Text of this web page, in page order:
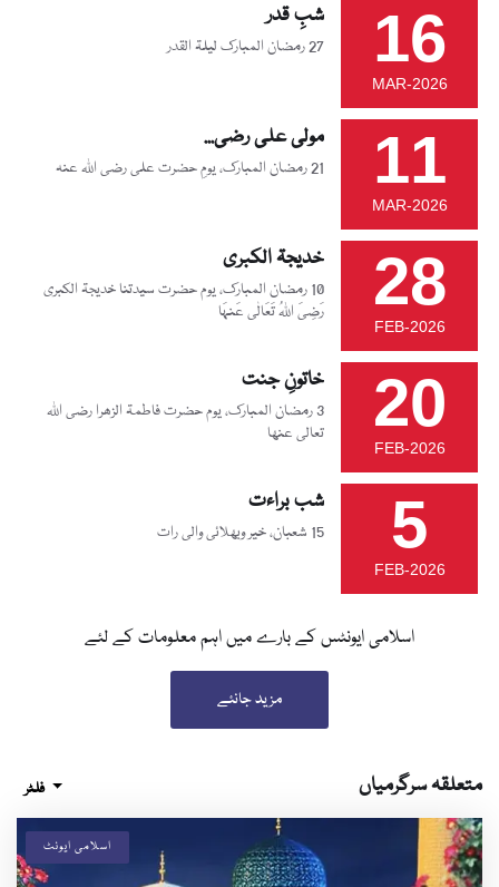
16
MAR-2026
شبِ قدر
27 رمضان المبارک لیلۃ القدر
11
MAR-2026
مولی علی رضی...
21 رمضان المبارک، یومِ حضرت علی رضی اللہ عنہ
28
FEB-2026
خدیجۃ الکبری
10 رمضان المبارک، یوم حضرت سیدتنا خدیجۃ الکبری
رَضِیَ اللہُ تَعَالٰی عَنہَا
20
FEB-2026
خاتونِ جنت
3 رمضان المبارک، یوم حضرت فاطمۃ الزھرا رضی اللہ
تعالی عنھا
5
FEB-2026
شب براءت
15 شعبان، خیر وبھلائی والی رات
اسلامی ایونٹس کے بارے میں اہم معلومات کے لئے
مزید جانئے
متعلقہ سرگرمیاں فلٹر
اسلامی ایونٹ